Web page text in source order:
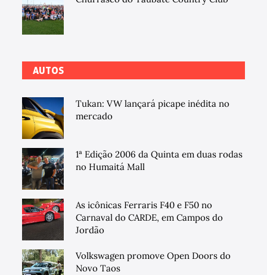
AUTOS
Tukan: VW lançará picape inédita no
mercado
1ª Edição 2006 da Quinta em duas rodas
no Humaitá Mall
As icônicas Ferraris F40 e F50 no
Carnaval do CARDE, em Campos do
Jordão
Volkswagen promove Open Doors do
Novo Taos